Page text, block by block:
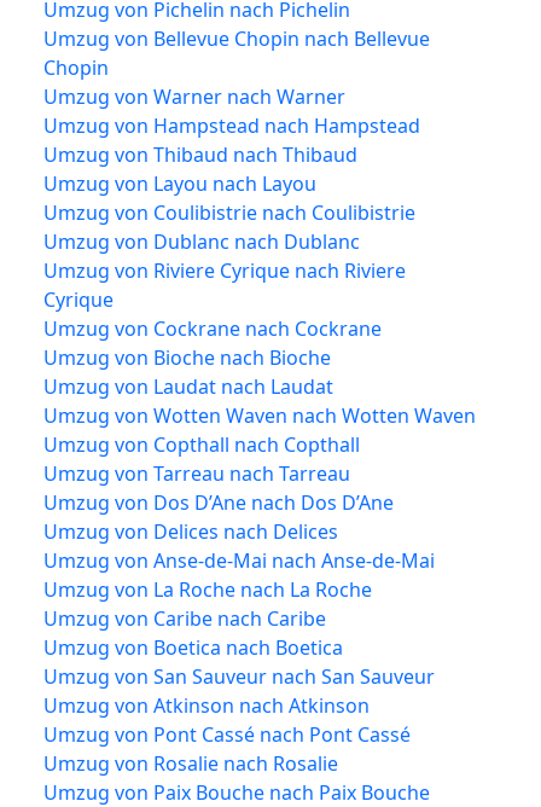
Umzug von Pichelin nach Pichelin
Umzug von Bellevue Chopin nach Bellevue
Chopin
Umzug von Warner nach Warner
Umzug von Hampstead nach Hampstead
Umzug von Thibaud nach Thibaud
Umzug von Layou nach Layou
Umzug von Coulibistrie nach Coulibistrie
Umzug von Dublanc nach Dublanc
Umzug von Riviere Cyrique nach Riviere
Cyrique
Umzug von Cockrane nach Cockrane
Umzug von Bioche nach Bioche
Umzug von Laudat nach Laudat
Umzug von Wotten Waven nach Wotten Waven
Umzug von Copthall nach Copthall
Umzug von Tarreau nach Tarreau
Umzug von Dos D’Ane nach Dos D’Ane
Umzug von Delices nach Delices
Umzug von Anse-de-Mai nach Anse-de-Mai
Umzug von La Roche nach La Roche
Umzug von Caribe nach Caribe
Umzug von Boetica nach Boetica
Umzug von San Sauveur nach San Sauveur
Umzug von Atkinson nach Atkinson
Umzug von Pont Cassé nach Pont Cassé
Umzug von Rosalie nach Rosalie
Umzug von Paix Bouche nach Paix Bouche